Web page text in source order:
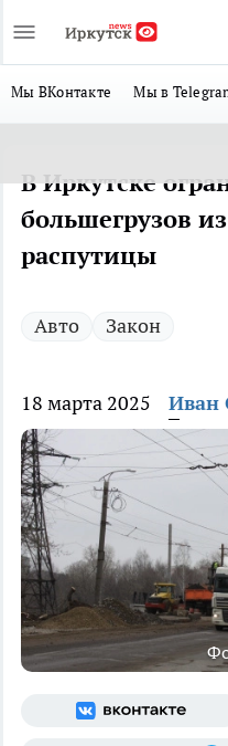
Мы ВКонтакте Мы в
В Иркутске
большегрузов
распутицы
Авто Закон
18 марта 2025 Иван